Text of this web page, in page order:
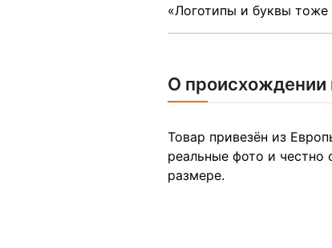
«Логотипы и буквы
О происхождении
Товар привезён из
реальные фото и честно
размере.